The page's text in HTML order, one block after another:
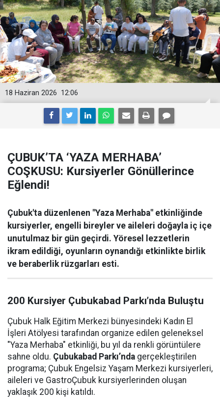
12:06
18 Haziran 2026
ÇUBUK’TA ‘YAZA MERHABA’
COŞKUSU: Kursiyerler Gönüllerince
Eğlendi!
Çubuk'ta düzenlenen "Yaza Merhaba" etkinliğinde
kursiyerler, engelli bireyler ve aileleri doğayla iç içe
unutulmaz bir gün geçirdi. Yöresel lezzetlerin
ikram edildiği, oyunların oynandığı etkinlikte birlik
ve beraberlik rüzgarları esti.
200 Kursiyer Çubukabad Parkı’nda Buluştu
Çubuk Halk Eğitim Merkezi bünyesindeki Kadın El
İşleri Atölyesi tarafından organize edilen geleneksel
"Yaza Merhaba" etkinliği, bu yıl da renkli görüntülere
sahne oldu. Çubukabad Parkı’nda gerçekleştirilen
programa; Çubuk Engelsiz Yaşam Merkezi kursiyerleri,
aileleri ve GastroÇubuk kursiyerlerinden oluşan
yaklaşık 200 kişi katıldı.